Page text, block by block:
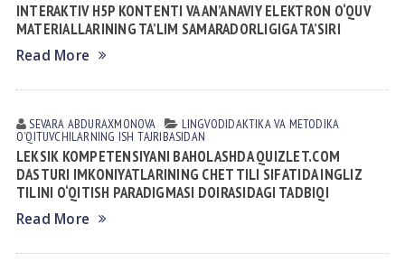
INTERAKTIV H5P KONTENTI VA AN’ANAVIY ELEKTRON O‘QUV
MATERIALLARINING TA’LIM SAMARADORLIGIGA TA’SIRI
Read More
SEVARA ABDURAXMONOVA LINGVODIDАKTIKА VА METODIKА
OʼQITUVCHILАRNING ISH TАJRIBАSIDАN
LEKSIK KOMPETENSIYANI BAHOLASHDA QUIZLET.COM
DASTURI IMKONIYATLARINING CHET TILI SIFATIDA INGLIZ
TILINI O‘QITISH PARADIGMASI DOIRASIDAGI TADBIQI
Read More